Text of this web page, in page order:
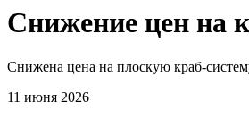
Снижение цен на
Снижена цена на плоскую краб-
11 июня 2026